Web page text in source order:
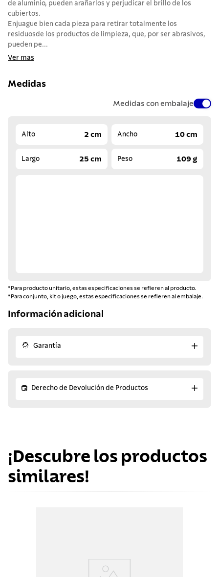
de aluminio, pueden arañarlos y perjudicar el brillo de los
cubiertos.
Enjuague bien cada pieza para retirar totalmente los
residuosde los productos de limpieza, que, por ser abrasivos,
pueden pe...
Ver mas
Medidas
Medidas con embalaje
Alto 2 cm Ancho 10 cm
Largo 25 cm Peso 109 g
*Para producto unitario, estas especificaciones se refieren al producto.
*Para conjunto, kit o juego, estas especificaciones se refieren al embalaje.
Información adicional
Garantía
Derecho de Devolución de Productos
¡Descubre los productos
similares!